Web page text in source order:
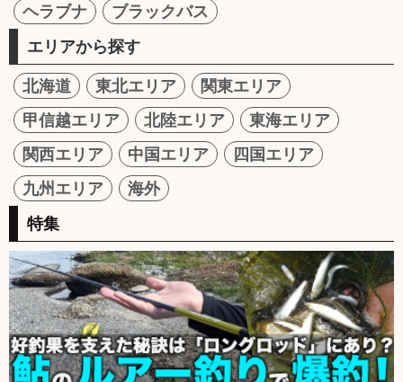
ヘラブナ
ブラックバス
エリアから探す
北海道 東北エリア
関東エリア
甲信越エリア
北陸エリア
東海エリア
関西エリア
中国エリア
四国エリア
九州エリア
海外
特集